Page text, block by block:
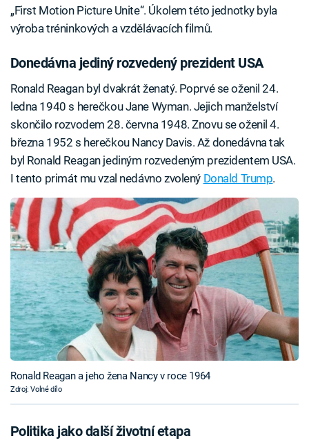
„First Motion Picture Unite“. Úkolem této jednotky byla
výroba tréninkových a vzdělávacích filmů.
Donedávna jediný rozvedený prezident USA
Ronald Reagan byl dvakrát ženatý. Poprvé se oženil 24.
ledna 1940 s herečkou Jane Wyman. Jejich manželství
skončilo rozvodem 28. června 1948. Znovu se oženil 4.
března 1952 s herečkou Nancy Davis. Až donedávna tak
byl Ronald Reagan jediným rozvedeným prezidentem USA.
I tento primát mu vzal nedávno zvolený Donald Trump.
Ronald Reagan a jeho žena Nancy v roce 1964
Zdroj: Volné dílo
Politika jako další životní etapa